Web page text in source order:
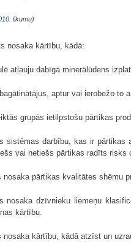
. likumu)
nosaka kārtību, kādā:
atļauju dabīgā minerālūdens
aptur vai ierobežo to
grupās ietilpstošu pārtikas
sistēmas darbību, kas ir
vai netiešs pārtikas radīts
nosaka pārtikas kvalitātes shēmu
nosaka dzīvnieku liemeņu
kārtību.
nosaka kārtību, kādā atzīst un